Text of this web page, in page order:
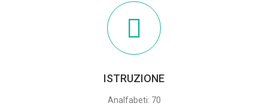
ISTRUZIONE
Analfabeti: 70